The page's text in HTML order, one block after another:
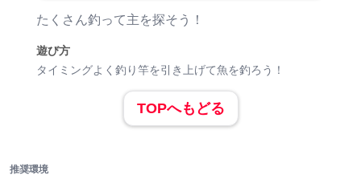
ゲーム紹介
たくさん釣って主を探そう！
遊び方
タイミングよく釣り竿を引き上げて魚を釣ろう！
TOPへもどる
推奨環境